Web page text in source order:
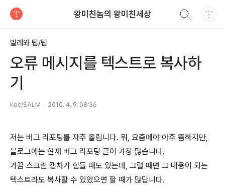
왕미친놈의 왕미친세상
벌레와 팁/팁
오류 메시지를 텍스트로 복사하
기
koc/SALM 2010. 4. 9. 08:36
저는 버그 리포팅를 자주 올립니다. 뭐, 요즘에야 아주 뜸하지만,
블로그에는 현재 버그 리포팅 글이 가장 많습니다.
가끔 스크린 캡처가 힘들 때도 있는데, 그럴 때면 그 내용이 되는
텍스트라도 복사할 수 있었으면 할 때가 많답니다.